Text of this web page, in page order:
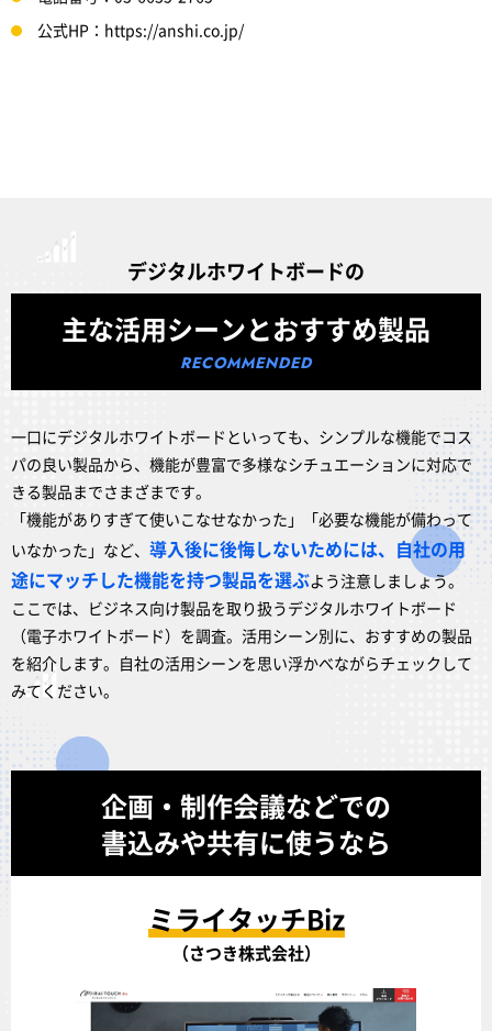
公式HP：https://anshi.co.jp/
デジタルホワイトボードの
主な活用シーンとおすすめ製品
一口にデジタルホワイトボードといっても、シンプルな機能でコス
パの良い製品から、機能が豊富で多様なシチュエーションに対応で
きる製品までさまざまです。
「機能がありすぎて使いこなせなかった」「必要な機能が備わって
いなかった」など、 導入後に後悔しないためには、自社の用
途にマッチした機能を持つ製品を選ぶよう注意しましょう。
ここでは、ビジネス向け製品を取り扱うデジタルホワイトボード
（電子ホワイトボード）を調査。活用シーン別に、おすすめの製品
を紹介します。自社の活用シーンを思い浮かべながらチェックして
みてください。
企画・制作会議などでの
書込みや共有に使うなら
ミライタッチBiz
（さつき株式会社）